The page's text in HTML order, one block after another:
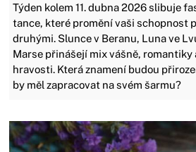
Týden kolem 11. dubna 2026 slibuje
tance, které promění vaši schopnost
druhými. Slunce v Beranu, Luna ve
Marse přinášejí mix vášně,
hravosti. Která znamení budou
by měl zapracovat na svém šarmu?